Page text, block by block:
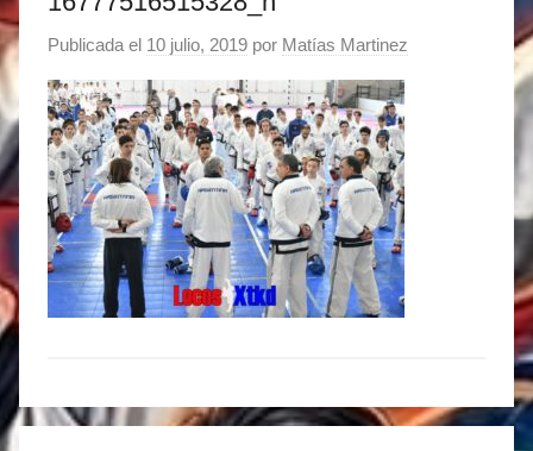
Publicada el 10 julio, 2019 por Matías Martinez